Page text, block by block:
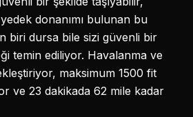
donanımı bulunan bu
biri dursa bile sizi güvenli bir
temin ediliyor. Havalanma ve
maksimum 1500 fit
ve 23 dakikada 62 mile kadar